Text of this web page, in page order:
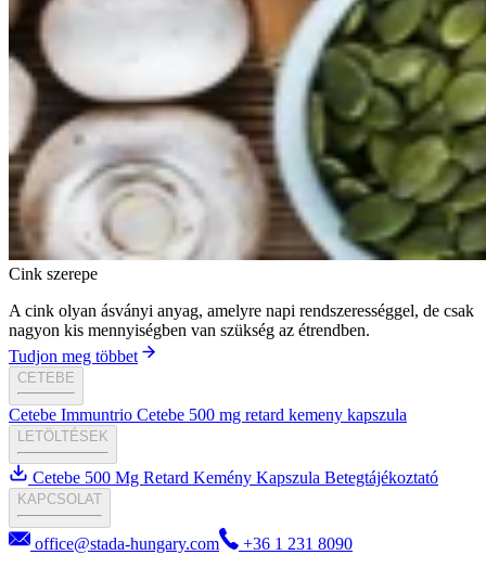
Cink szerepe
A cink olyan ásványi anyag, amelyre napi rendszerességgel, de csak
nagyon kis mennyiségben van szükség az étrendben.
Tudjon meg többet
CETEBE
Cetebe Immuntrio Cetebe 500 mg retard kemeny kapszula
LETÖLTÉSEK
Cetebe 500 Mg Retard Kemény Kapszula Betegtájékoztató
KAPCSOLAT
office@stada-hungary.com
+36 1 231 8090